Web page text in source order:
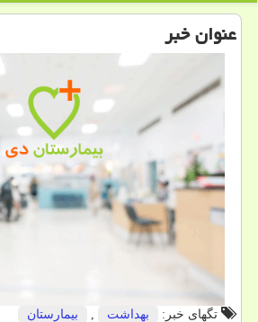
عنوان خبر
تگهای خبر: بهداشت بیمارستان